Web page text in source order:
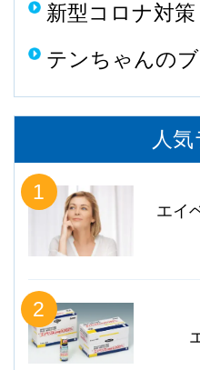
新型コロナ対策
テンちゃんの
人
1
エイ
2